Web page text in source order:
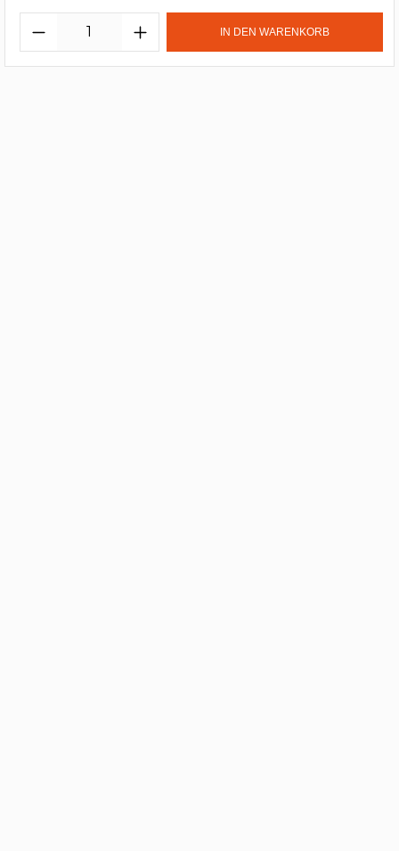
IN DEN WARENKORB